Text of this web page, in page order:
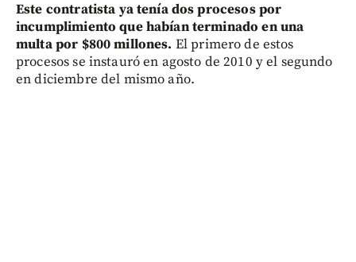
Este contratista ya tenía dos procesos por
incumplimiento que habían terminado en una
multa por $800 millones. El primero de estos
procesos se instauró en agosto de 2010 y el segundo
en diciembre del mismo año.